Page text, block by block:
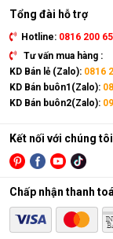
Cấu tạo cơ
hoạt tính...)
clo dư…
Màng lọc
nước tinh
kim loại
khoáng, lõi
cân bằng
nhiễm khuẩn.
Tổng đài hỗ trợ
Hotline: 0816 200
Tư vấn mua hàng :
KD Bán lẻ (Zalo): 0816
KD Bán buôn1(Zalo):
KD Bán buôn2(Zalo):
Kết nối với chúng tôi
Chấp nhận thanh